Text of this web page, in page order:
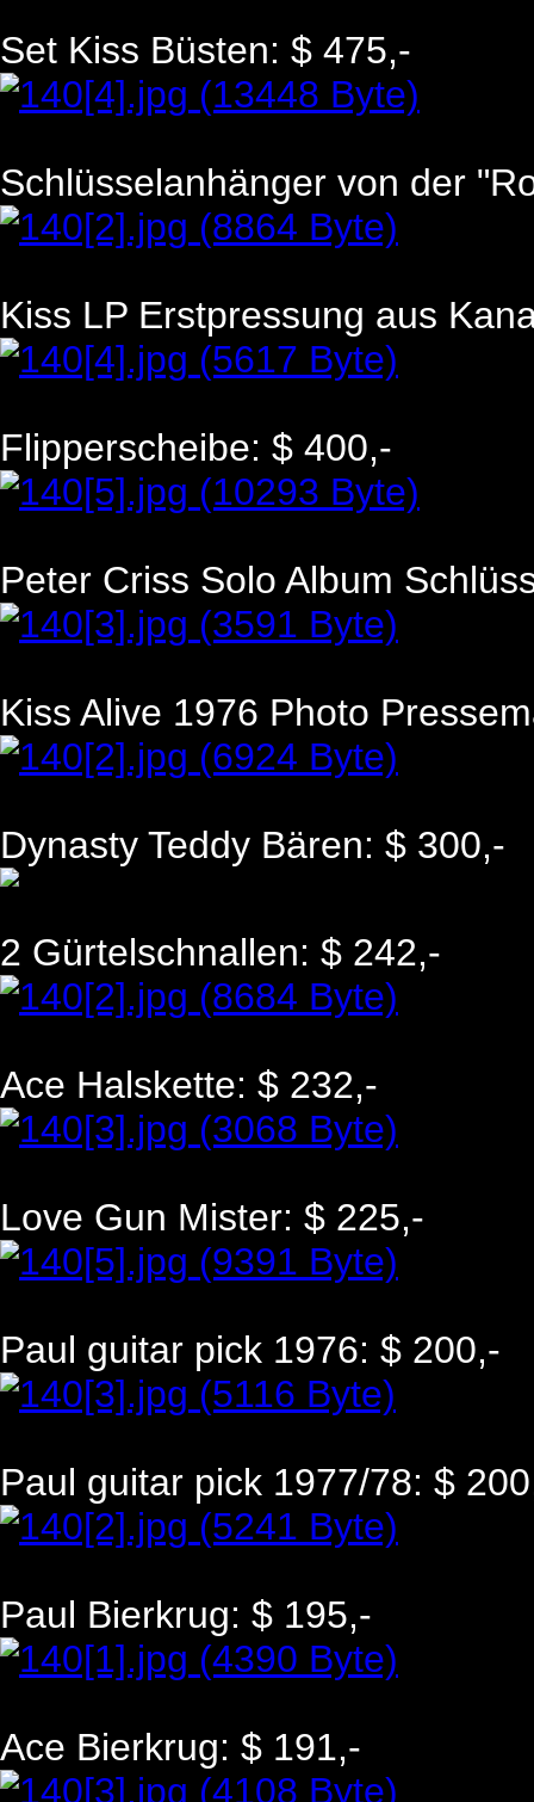
Set Kiss Büsten: $ 475,-
Schlüsselanhänger von der
Kiss LP Erstpressung aus
Flipperscheibe: $ 400,-
Peter Criss Solo Album
Kiss Alive 1976 Photo
Dynasty Teddy Bären: $ 300,-
2 Gürtelschnallen: $ 242,-
Ace Halskette: $ 232,-
Love Gun Mister: $ 225,-
Paul guitar pick 1976: $ 200,-
Paul guitar pick 1977/78: $
Paul Bierkrug: $ 195,-
Ace Bierkrug: $ 191,-